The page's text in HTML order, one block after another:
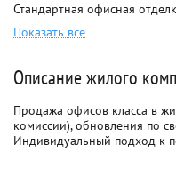
Стандартная офисная
Показать все
Описание жилого
Продажа офисов класса в
комиссии), обновления по
Индивидуальный подход к